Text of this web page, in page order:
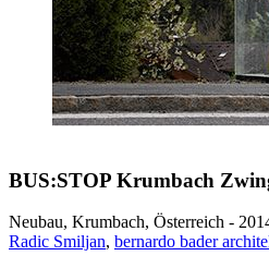
BUS:STOP Krumbach
Neubau, Krumbach, Österreich -
Radic Smiljan, bernardo bader